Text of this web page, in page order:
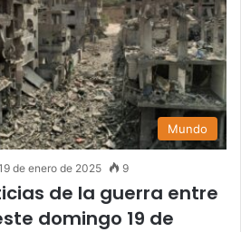
Mundo
de enero de 2025 9
de la guerra entre
domingo 19 de